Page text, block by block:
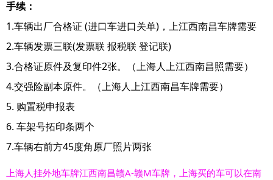
手续：
1.车辆出厂合格证 (进口车进口关单)，上江西南昌车牌需要
2.车辆发票三联(发票联 报税联 登记联)
3.合格证原件及复印件2张。（上海人上江西南昌照需要）
4.交强险副本原件。（上海人上江西南昌车牌需要）
5. 购置税申报表
6. 车架号拓印条两个
7.车辆右前方45度角原厂照片两张
上海人挂外地车牌江西南昌赣A-赣M车牌，上海买的车可以在南